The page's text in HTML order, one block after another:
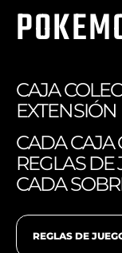
CAJA
EXTENSIÓN
CADA CAJA
REGLAS DE
CADA
REGLAS DE